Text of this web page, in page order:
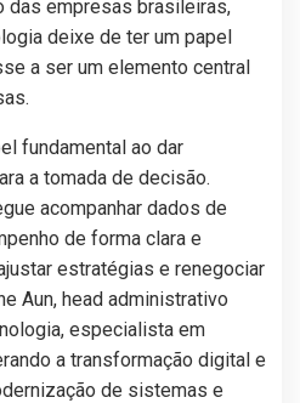
das empresas brasileiras,
deixe de ter um papel
a ser um elemento central
fundamental ao dar
a tomada de decisão.
acompanhar dados de
de forma clara e
estratégias e renegociar
Aun, head administrativo
especialista em
a transformação digital e
de sistemas e